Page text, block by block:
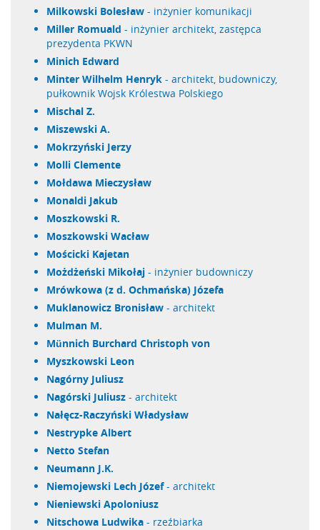
Milkowski Bolesław - inżynier komunikacji
Miller Romuald - inżynier architekt, zastępca
prezydenta PKWN
Minich Edward
Minter Wilhelm Henryk - architekt, budowniczy,
pułkownik Wojsk Królestwa Polskiego
Mischal Z.
Miszewski A.
Mokrzyński Jerzy
Molli Clemente
Mołdawa Mieczysław
Monaldi Jakub
Moszkowski R.
Moszkowski Wacław
Mościcki Kajetan
Możdżeński Mikołaj - inżynier budowniczy
Mrówkowa (z d. Ochmańska) Józefa
Muklanowicz Bronisław - architekt
Mulman M.
Münnich Burchard Christoph von
Myszkowski Leon
Nagórny Juliusz
Nagórski Juliusz - architekt
Nałęcz-Raczyński Władysław
Nestrypke Albert
Netto Stefan
Neumann J.K.
Niemojewski Lech Józef- architekt
Nieniewski Apoloniusz
Nitschowa Ludwika - rzeźbiarka